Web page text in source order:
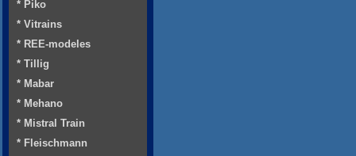
* Piko
* Vitrains
* REE-modeles
* Tillig
* Mabar
* Mehano
* Mistral Train
* Fleischmann